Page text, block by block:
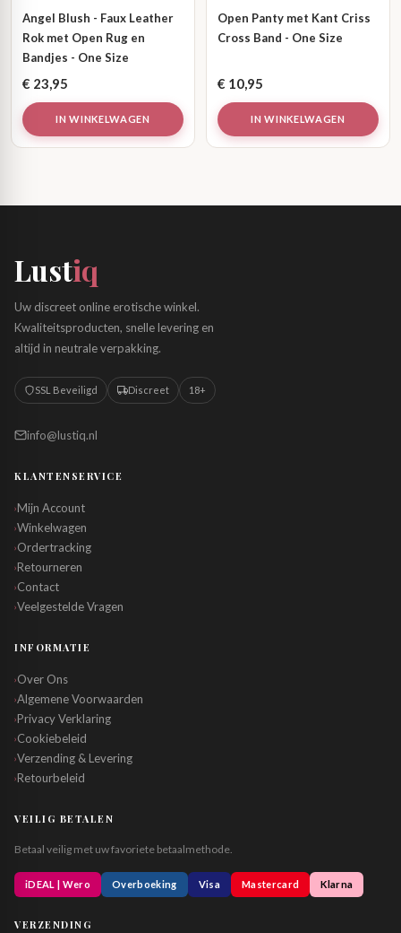
Angel Blush - Faux Leather
Rok met Open Rug en
Bandjes - One Size
€ 23,95
IN WINKELWAGEN
Open Panty met Kant Criss
Cross Band - One Size
€ 10,95
IN WINKELWAGEN
Lustiq
Uw discreet online erotische winkel.
Kwaliteitsproducten, snelle levering en
altijd in neutrale verpakking.
SSL Beveiligd Discreet 18+
info@lustiq.nl
KLANTENSERVICE
›Mijn Account
›Winkelwagen
›Ordertracking
›Retourneren
›Contact
›Veelgestelde Vragen
INFORMATIE
›Over Ons
›Algemene Voorwaarden
›Privacy Verklaring
›Cookiebeleid
›Verzending & Levering
›Retourbeleid
VEILIG BETALEN
Betaal veilig met uw favoriete betaalmethode.
iDEAL | Wero Overboeking Visa Mastercard Klarna
VERZENDING